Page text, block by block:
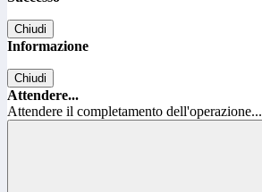
Chiudi
Informazione
Chiudi
Attendere...
Attendere il completamento dell'operazione...